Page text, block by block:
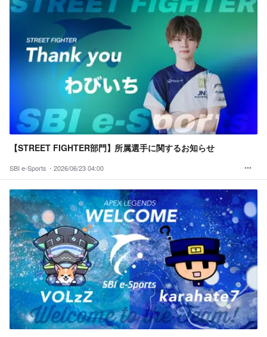
【STREET FIGHTER部門】所属選手に関するお知らせ
SBI e-Sports・ 2026/06/23 04:00